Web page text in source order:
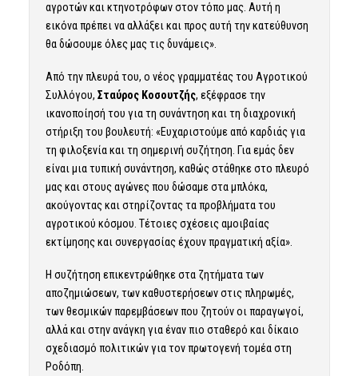
αγροτών και κτηνοτρόφων στον τόπο μας. Αυτή η
εικόνα πρέπει να αλλάξει και προς αυτή την κατεύθυνση
θα δώσουμε όλες μας τις δυνάμεις».
Από την πλευρά του, ο νέος γραμματέας του Αγροτικού
Συλλόγου, Σταύρος Κοσουτζής, εξέφρασε την
ικανοποίησή του για τη συνάντηση και τη διαχρονική
στήριξη του βουλευτή: «Ευχαριστούμε από καρδιάς για
τη φιλοξενία και τη σημερινή συζήτηση. Για εμάς δεν
είναι μια τυπική συνάντηση, καθώς στάθηκε στο πλευρό
μας και στους αγώνες που δώσαμε στα μπλόκα,
ακούγοντας και στηρίζοντας τα προβλήματα του
αγροτικού κόσμου. Τέτοιες σχέσεις αμοιβαίας
εκτίμησης και συνεργασίας έχουν πραγματική αξία».
Η συζήτηση επικεντρώθηκε στα ζητήματα των
αποζημιώσεων, των καθυστερήσεων στις πληρωμές,
των θεσμικών παρεμβάσεων που ζητούν οι παραγωγοί,
αλλά και στην ανάγκη για έναν πιο σταθερό και δίκαιο
σχεδιασμό πολιτικών για τον πρωτογενή τομέα στη
Ροδόπη.